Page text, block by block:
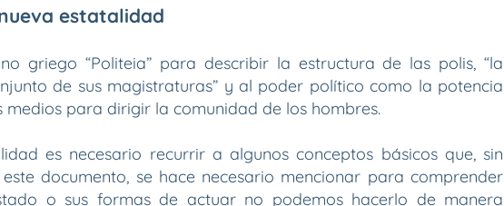
estatalidad
griego “Politeia” para describir la estructura de las polis, “la
de sus magistraturas” y al poder político como la potencia
para dirigir la comunidad de los hombres.
es necesario recurrir a algunos conceptos básicos que, sin
documento, se hace necesario mencionar para comprender
o sus formas de actuar no podemos hacerlo de manera